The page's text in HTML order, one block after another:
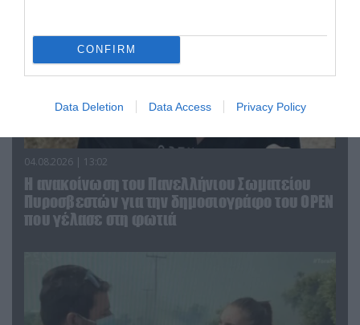
CONFIRM
Data Deletion Data Access Privacy Policy
04.08.2026 | 13:02
Η ανακοίνωση του Πανελλήνιου Σωματείου
Πυροσβεστών για την δημοσιογράφο του OPEN
που γέλασε στη φωτιά